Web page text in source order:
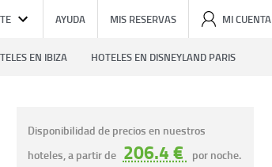
AYUDA MIS RESERVAS MI CUENTA
EN IBIZA HOTELES EN DISNEYLAND PARIS
Disponibilidad de precios en nuestros
hoteles, a partir de 206.4 € por noche.